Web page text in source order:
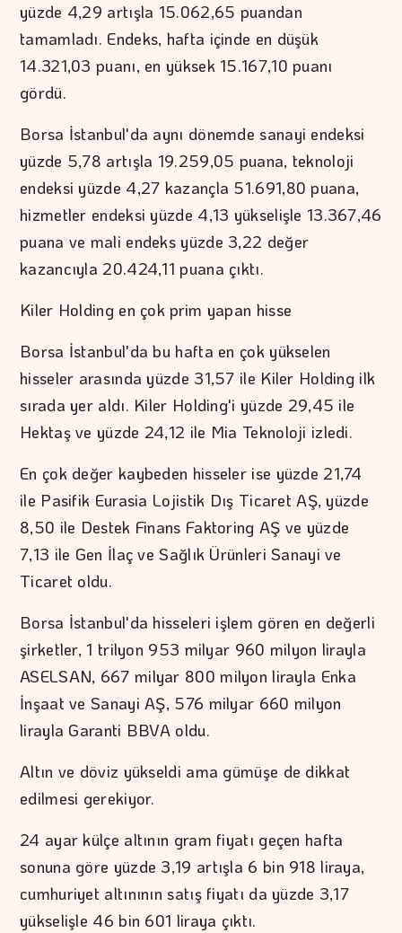
yüzde 4,29 artışla 15.062,65 puandan
tamamladı. Endeks, hafta içinde en düşük
14.321,03 puanı, en yüksek 15.167,10 puanı
gördü.
Borsa İstanbul'da aynı dönemde sanayi endeksi
yüzde 5,78 artışla 19.259,05 puana, teknoloji
endeksi yüzde 4,27 kazançla 51.691,80 puana,
hizmetler endeksi yüzde 4,13 yükselişle 13.367,46
puana ve mali endeks yüzde 3,22 değer
kazancıyla 20.424,11 puana çıktı.
Kiler Holding en çok prim yapan hisse
Borsa İstanbul'da bu hafta en çok yükselen
hisseler arasında yüzde 31,57 ile Kiler Holding ilk
sırada yer aldı. Kiler Holding'i yüzde 29,45 ile
Hektaş ve yüzde 24,12 ile Mia Teknoloji izledi.
En çok değer kaybeden hisseler ise yüzde 21,74
ile Pasifik Eurasia Lojistik Dış Ticaret AŞ, yüzde
8,50 ile Destek Finans Faktoring AŞ ve yüzde
7,13 ile Gen İlaç ve Sağlık Ürünleri Sanayi ve
Ticaret oldu.
Borsa İstanbul'da hisseleri işlem gören en değerli
şirketler, 1 trilyon 953 milyar 960 milyon lirayla
ASELSAN, 667 milyar 800 milyon lirayla Enka
İnşaat ve Sanayi AŞ, 576 milyar 660 milyon
lirayla Garanti BBVA oldu.
Altın ve döviz yükseldi ama gümüşe de dikkat
edilmesi gerekiyor.
24 ayar külçe altının gram fiyatı geçen hafta
sonuna göre yüzde 3,19 artışla 6 bin 918 liraya,
cumhuriyet altınının satış fiyatı da yüzde 3,17
yükselişle 46 bin 601 liraya çıktı.